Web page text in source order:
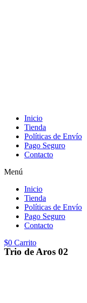
Inicio
Tienda
Políticas de Envío
Pago Seguro
Contacto
Menú
Inicio
Tienda
Políticas de Envío
Pago Seguro
Contacto
$0 Carrito
Trio de Aros 02